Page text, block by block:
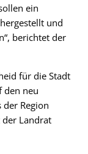
ein
und
berichtet der
für die Stadt
den neu
Region
der Landrat